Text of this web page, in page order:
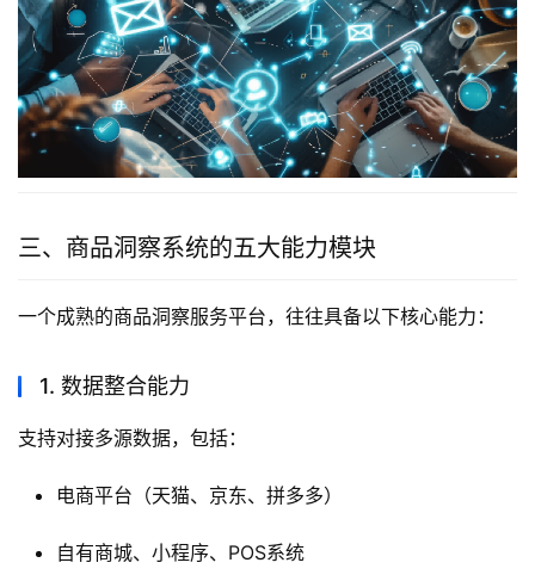
三、商品洞察系统的五大能力模块
一个成熟的商品洞察服务平台，往往具备以下核心能力：
1. 数据整合能力
支持对接多源数据，包括：
电商平台（天猫、京东、拼多多）
自有商城、小程序、POS系统